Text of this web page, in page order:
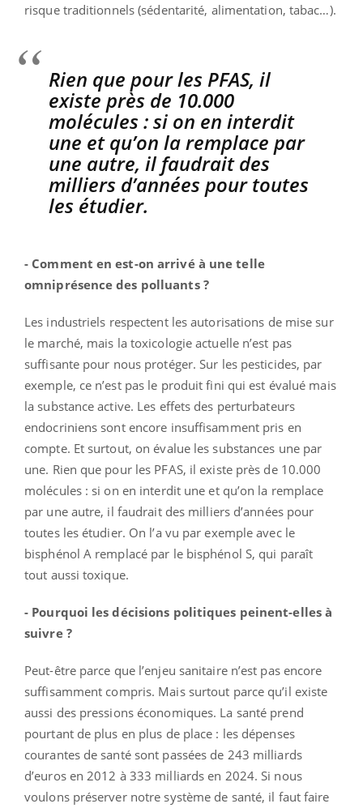
risque traditionnels (sédentarité, alimentation, tabac…).
Rien que pour les PFAS, il
existe près de 10.000
molécules : si on en interdit
une et qu’on la remplace par
une autre, il faudrait des
milliers d’années pour toutes
les étudier.
- Comment en est-on arrivé à une telle
omniprésence des polluants ?
Les industriels respectent les autorisations de mise sur
le marché, mais la toxicologie actuelle n’est pas
suffisante pour nous protéger. Sur les pesticides, par
exemple, ce n’est pas le produit fini qui est évalué mais
la substance active. Les effets des perturbateurs
endocriniens sont encore insuffisamment pris en
compte. Et surtout, on évalue les substances une par
une. Rien que pour les PFAS, il existe près de 10.000
molécules : si on en interdit une et qu’on la remplace
par une autre, il faudrait des milliers d’années pour
toutes les étudier. On l’a vu par exemple avec le
bisphénol A remplacé par le bisphénol S, qui paraît
tout aussi toxique.
- Pourquoi les décisions politiques peinent-elles à
suivre ?
Peut-être parce que l’enjeu sanitaire n’est pas encore
suffisamment compris. Mais surtout parce qu’il existe
aussi des pressions économiques. La santé prend
pourtant de plus en plus de place : les dépenses
courantes de santé sont passées de 243 milliards
d’euros en 2012 à 333 milliards en 2024. Si nous
voulons préserver notre système de santé, il faut faire